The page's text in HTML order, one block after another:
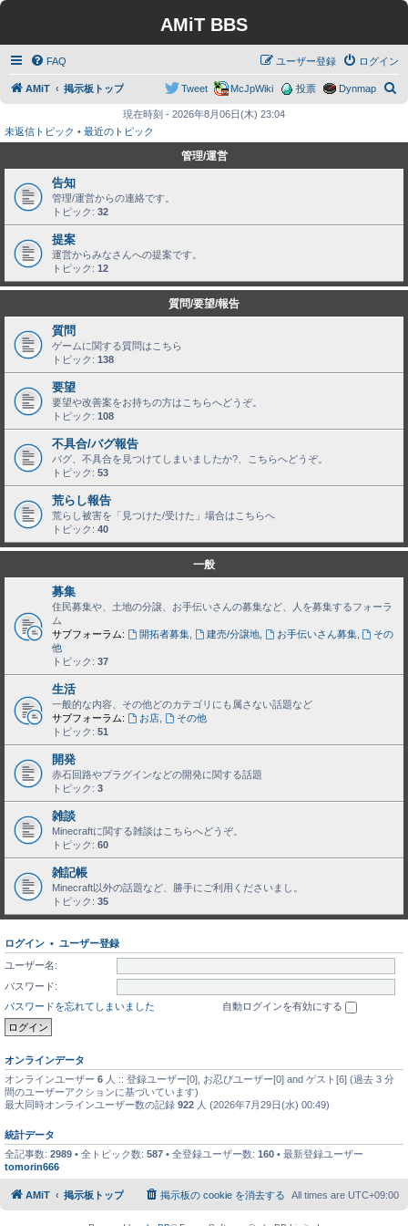
AMiT BBS
FAQ ログイン
ユーザー登録
AMiT 掲示板トップ Dynmap
投票
McJpWiki
Tweet
現在時刻 - 2026年8月06日(木) 23:04
未返信トピック • 最近のトピック
管理/運営
告知
管理/運営からの連絡です。
トピック: 32
提案
運営からみなさんへの提案です。
トピック: 12
質問/要望/報告
質問
ゲームに関する質問はこちら
トピック: 138
要望
要望や改善案をお持ちの方はこちらへどうぞ。
トピック: 108
不具合/バグ報告
バグ、不具合を見つけてしまいましたか?、こちらへどうぞ。
トピック: 53
荒らし報告
荒らし被害を「見つけた/受けた」場合はこちらへ
トピック: 40
一般
募集
住民募集や、土地の分譲、お手伝いさんの募集など、人を募集するフォーラ
ム
サブフォーラム:
開拓者募集, 建売/分譲地, お手伝いさん募集,
その
他
トピック: 37
生活
一般的な内容、その他どのカテゴリにも属さない話題など
サブフォーラム:
お店,
その他
トピック: 51
開発
赤石回路やプラグインなどの開発に関する話題
トピック: 3
雑談
Minecraftに関する雑談はこちらへどうぞ。
トピック: 60
雑記帳
Minecraft以外の話題など、勝手にご利用くださいまし。
トピック: 35
ログイン • ユーザー登録
ユーザー名:
パスワード:
パスワードを忘れてしまいました
自動ログインを有効にする
オンラインデータ
オンラインユーザー 6 人 :: 登録ユーザー[0], お忍びユーザー[0] and ゲスト[6] (過去 3 分
間のユーザーアクションに基づいています)
最大同時オンラインユーザー数の記録 922 人 (2026年7月29日(水) 00:49)
統計データ
全記事数: 2989 • 全トピック数: 587 • 全登録ユーザー数: 160 • 最新登録ユーザー
tomorin666
AMiT 掲示板トップ All times are UTC+09:00
掲示板の cookie を消去する